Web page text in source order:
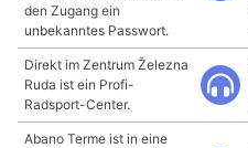
den Zugang ein
unbekanntes Passwort.
Direkt im Zentrum Železna
Ruda ist ein Profi-
Radsport-Center.
Abano Terme ist in eine